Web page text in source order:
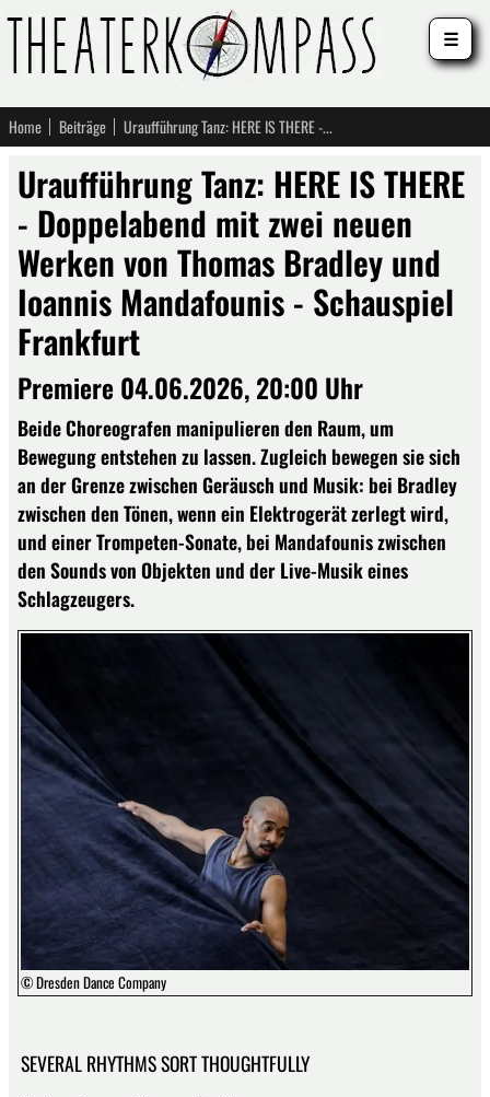
Home Beiträge Uraufführung Tanz: HERE IS THERE - Doppelabend mit zwei neuen Werken von Thomas Bradley und Ioannis Mandafounis - Schauspiel Frankfurt
Uraufführung Tanz: HERE IS THERE
- Doppelabend mit zwei neuen
Werken von Thomas Bradley und
Ioannis Mandafounis - Schauspiel
Frankfurt
Premiere 04.06.2026, 20:00 Uhr
Beide Choreografen manipulieren den Raum, um
Bewegung entstehen zu lassen. Zugleich bewegen sie sich
an der Grenze zwischen Geräusch und Musik: bei Bradley
zwischen den Tönen, wenn ein Elektrogerät zerlegt wird,
und einer Trompeten-Sonate, bei Mandafounis zwischen
den Sounds von Objekten und der Live-Musik eines
Schlagzeugers.
© Dresden Dance Company
SEVERAL RHYTHMS SORT THOUGHTFULLY
☰